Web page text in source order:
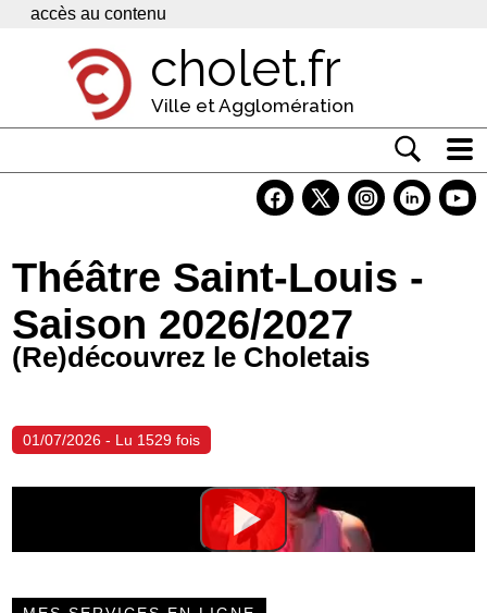
Panneau de gestion des cookies
accès au contenu
cholet.fr
Ville et Agglomération
Economie
Services
Contacts
Théâtre Saint-Louis -
Saison 2026/2027
(Re)découvrez le Choletais
01/07/2026 - Lu 1529 fois